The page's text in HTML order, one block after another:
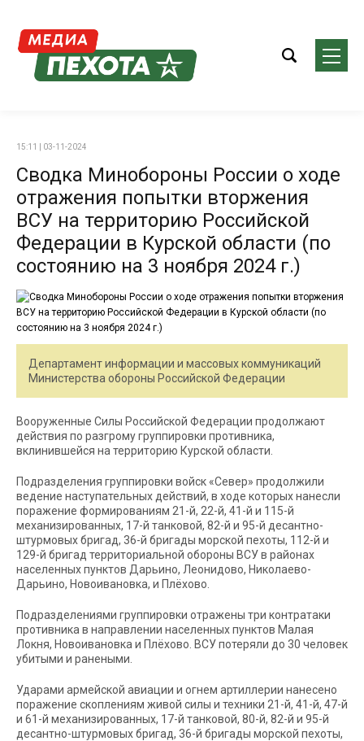
15:11 | 03-11-2024
Сводка Минобороны России о ходе
отражения попытки вторжения
ВСУ на территорию Российской
Федерации в Курской области (по
состоянию на 3 ноября 2024 г.)
Департамент информации и массовых коммуникаций
Министерства обороны Российской Федерации
Вооруженные Силы Российской Федерации продолжают
действия по разгрому группировки противника,
вклинившейся на территорию Курской области.
Подразделения группировки войск «Север» продолжили
ведение наступательных действий, в ходе которых нанесли
поражение формированиям 21-й, 22-й, 41-й и 115-й
механизированных, 17-й танковой, 82-й и 95-й десантно-
штурмовых бригад, 36-й бригады морской пехоты, 112-й и
129-й бригад территориальной обороны ВСУ в районах
населенных пунктов Дарьино, Леонидово, Николаево-
Дарьино, Новоивановка, и Плёхово.
Подразделениями группировки отражены три контратаки
противника в направлении населенных пунктов Малая
Локня, Новоивановка и Плёхово. ВСУ потеряли до 30 человек
убитыми и ранеными.
Ударами армейской авиации и огнем артиллерии нанесено
поражение скоплениям живой силы и техники 21-й, 41-й, 47-й
и 61-й механизированных, 17-й танковой, 80-й, 82-й и 95-й
десантно-штурмовых бригад, 36-й бригады морской пехоты,